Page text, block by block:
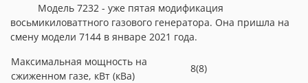
Модель 7232 - уже пятая модификация
восьмикиловаттного газового генератора. Она пришла на
смену модели 7144 в январе 2021 года.
Максимальная мощность на
сжиженном газе, кВт (кВа)
8(8)